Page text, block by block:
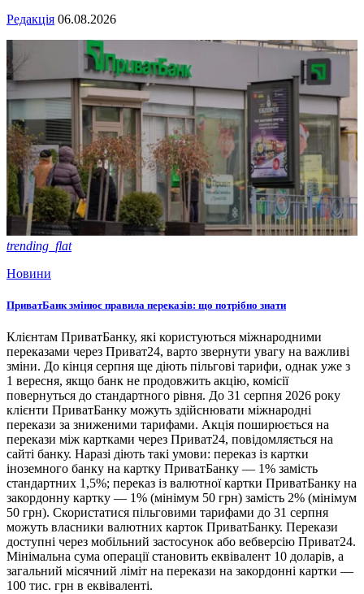
Редакція 06.08.2026
trending_flat
Новини
ПриватБанк змінює правила переказів: що потрібно знати
Клієнтам ПриватБанку, які користуються міжнародними
переказами через Приват24, варто звернути увагу на важливі
зміни. До кінця серпня ще діють пільгові тарифи, однак уже з
1 вересня, якщо банк не продовжить акцію, комісії
повернуться до стандартного рівня. До 31 серпня 2026 року
клієнти ПриватБанку можуть здійснювати міжнародні
перекази за зниженими тарифами. Акція поширюється на
перекази між картками через Приват24, повідомляється на
сайті банку. Наразі діють такі умови: переказ із картки
іноземного банку на картку ПриватБанку — 1% замість
стандартних 1,5%; переказ із валютної картки ПриватБанку на
закордонну картку — 1% (мінімум 50 грн) замість 2% (мінімум
50 грн). Скористатися пільговими тарифами до 31 серпня
можуть власники валютних карток ПриватБанку. Перекази
доступні через мобільний застосунок або вебверсію Приват24.
Мінімальна сума операції становить еквівалент 10 доларів, а
загальний місячний ліміт на перекази на закордонні картки —
100 тис. грн в еквіваленті.